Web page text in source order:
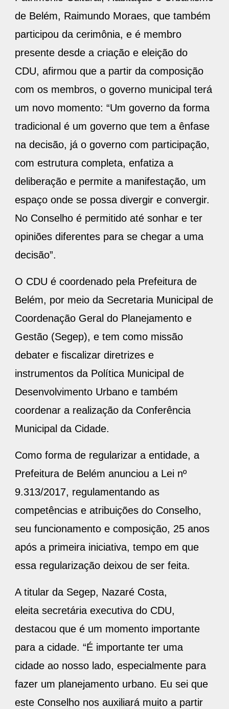
de Belém, Raimundo Moraes, que também
participou da cerimônia, e é membro
presente desde a criação e eleição do
CDU, afirmou que a partir da composição
com os membros, o governo municipal terá
um novo momento: “Um governo da forma
tradicional é um governo que tem a ênfase
na decisão, já o governo com participação,
com estrutura completa, enfatiza a
deliberação e permite a manifestação, um
espaço onde se possa divergir e convergir.
No Conselho é permitido até sonhar e ter
opiniões diferentes para se chegar a uma
decisão”.
O CDU é coordenado pela Prefeitura de
Belém, por meio da Secretaria Municipal de
Coordenação Geral do Planejamento e
Gestão (Segep), e tem como missão
debater e fiscalizar diretrizes e
instrumentos da Política Municipal de
Desenvolvimento Urbano e também
coordenar a realização da Conferência
Municipal da Cidade.
Como forma de regularizar a entidade, a
Prefeitura de Belém anunciou a Lei nº
9.313/2017, regulamentando as
competências e atribuições do Conselho,
seu funcionamento e composição, 25 anos
após a primeira iniciativa, tempo em que
essa regularização deixou de ser feita.
A titular da Segep, Nazaré Costa,
eleita secretária executiva do CDU,
destacou que é um momento importante
para a cidade. “É importante ter uma
cidade ao nosso lado, especialmente para
fazer um planejamento urbano. Eu sei que
este Conselho nos auxiliará muito a partir